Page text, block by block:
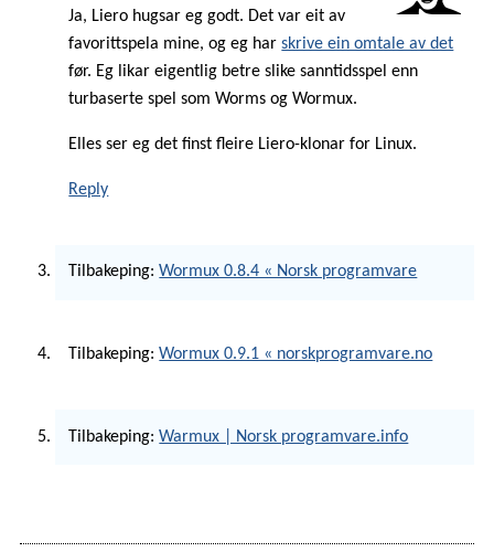
Ja, Liero hugsar eg godt. Det var eit av
favorittspela mine, og eg harskrive ein omtale av det
før. Eg likar eigentlig betre slike sanntidsspel enn
turbaserte spel som Worms og Wormux.
Elles ser eg det finst fleire Liero-klonar for Linux.
Reply
Tilbakeping:Wormux 0.8.4 « Norsk programvare
Tilbakeping:Wormux 0.9.1 « norskprogramvare.no
Tilbakeping:Warmux | Norsk programvare.info